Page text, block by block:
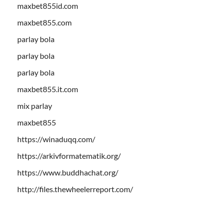
maxbet855id.com
maxbet855.com
parlay bola
parlay bola
parlay bola
maxbet855.it.com
mix parlay
maxbet855
https://winaduqq.com/
https://arkivformatematik.org/
https://www.buddhachat.org/
http://files.thewheelerreport.com/